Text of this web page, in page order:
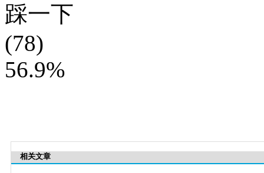
踩一下
(78)
56.9%
相关文章